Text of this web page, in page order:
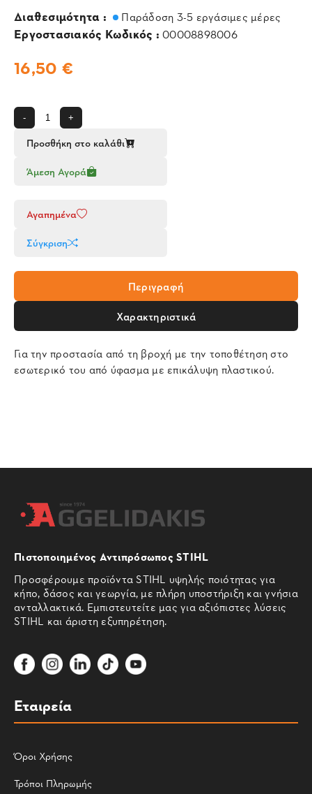
Διαθεσιμότητα : Παράδοση 3-5 εργάσιμες μέρες
Εργοστασιακός Κωδικός : 00008898006
16,50 €
- +
Προσθήκη στο καλάθι
Άμεση Αγορά
Αγαπημένα
Σύγκριση
Περιγραφή
Χαρακτηριστικά
Για την προστασία από τη βροχή με την τοποθέτηση στο
εσωτερικό του από ύφασμα με επικάλυψη πλαστικού.
Πιστοποιημένος Αντιπρόσωπος STIHL
Προσφέρουμε προϊόντα STIHL υψηλής ποιότητας για
κήπο, δάσος και γεωργία, με πλήρη υποστήριξη και γνήσια
ανταλλακτικά. Εμπιστευτείτε μας για αξιόπιστες λύσεις
STIHL και άριστη εξυπηρέτηση.
Εταιρεία
Όροι Χρήσης
Τρόποι Πληρωμής